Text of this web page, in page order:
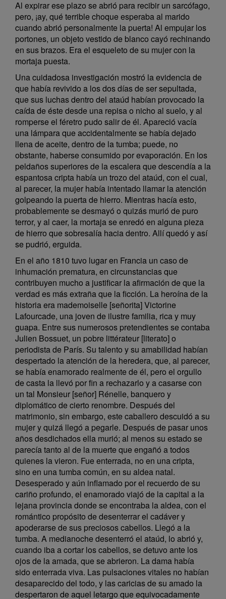
Al expirar ese plazo se abrió para recibir un sarcófago,
pero, ¡ay, qué terrible choque esperaba al marido
cuando abrió personalmente la puerta! Al empujar los
portones, un objeto vestido de blanco cayó rechinando
en sus brazos. Era el esqueleto de su mujer con la
mortaja puesta.
Una cuidadosa investigación mostró la evidencia de
que había revivido a los dos días de ser sepultada,
que sus luchas dentro del ataúd habían provocado la
caída de éste desde una repisa o nicho al suelo, y al
romperse el féretro pudo salir de él. Apareció vacía
una lámpara que accidentalmente se había dejado
llena de aceite, dentro de la tumba; puede, no
obstante, haberse consumido por evaporación. En los
peldaños superiores de la escalera que descendía a la
espantosa cripta había un trozo del ataúd, con el cual,
al parecer, la mujer había intentado llamar la atención
golpeando la puerta de hierro. Mientras hacía esto,
probablemente se desmayó o quizás murió de puro
terror, y al caer, la mortaja se enredó en alguna pieza
de hierro que sobresalía hacia dentro. Allí quedó y así
se pudrió, erguida.
En el año 1810 tuvo lugar en Francia un caso de
inhumación prematura, en circunstancias que
contribuyen mucho a justificar la afirmación de que la
verdad es más extraña que la ficción. La heroína de la
historia era mademoiselle [señorita] Victorine
Lafourcade, una joven de ilustre familia, rica y muy
guapa. Entre sus numerosos pretendientes se contaba
Julien Bossuet, un pobre littérateur [literato] o
periodista de París. Su talento y su amabilidad habían
despertado la atención de la heredera, que, al parecer,
se había enamorado realmente de él, pero el orgullo
de casta la llevó por fin a rechazarlo y a casarse con
un tal Monsieur [señor] Rénelle, banquero y
diplomático de cierto renombre. Después del
matrimonio, sin embargo, este caballero descuidó a su
mujer y quizá llegó a pegarle. Después de pasar unos
años desdichados ella murió; al menos su estado se
parecía tanto al de la muerte que engañó a todos
quienes la vieron. Fue enterrada, no en una cripta,
sino en una tumba común, en su aldea natal.
Desesperado y aún inflamado por el recuerdo de su
cariño profundo, el enamorado viajó de la capital a la
lejana provincia donde se encontraba la aldea, con el
romántico propósito de desenterrar el cadáver y
apoderarse de sus preciosos cabellos. Llegó a la
tumba. A medianoche desenterró el ataúd, lo abrió y,
cuando iba a cortar los cabellos, se detuvo ante los
ojos de la amada, que se abrieron. La dama había
sido enterrada viva. Las pulsaciones vitales no habían
desaparecido del todo, y las caricias de su amado la
despertaron de aquel letargo que equivocadamente